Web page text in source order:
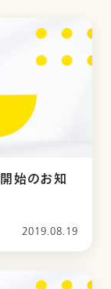
始のお知
2019.08.19